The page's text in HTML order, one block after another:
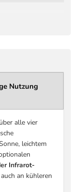
getestet bis 56
(größenabhängig –
(größenabhängig –
(größenabhängig –
Nutzung
alle vier
leichtem
Infrarot-
an kühleren